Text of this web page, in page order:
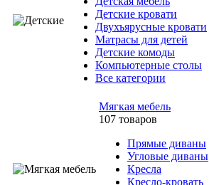
Детские кровати
Двухъярусные кровати
Матрасы для детей
Детские комоды
Компьютерные столы
Все категории
Мягкая мебель
107 товаров
Прямые диваны
Угловые диваны
Кресла
Кресло-кровать